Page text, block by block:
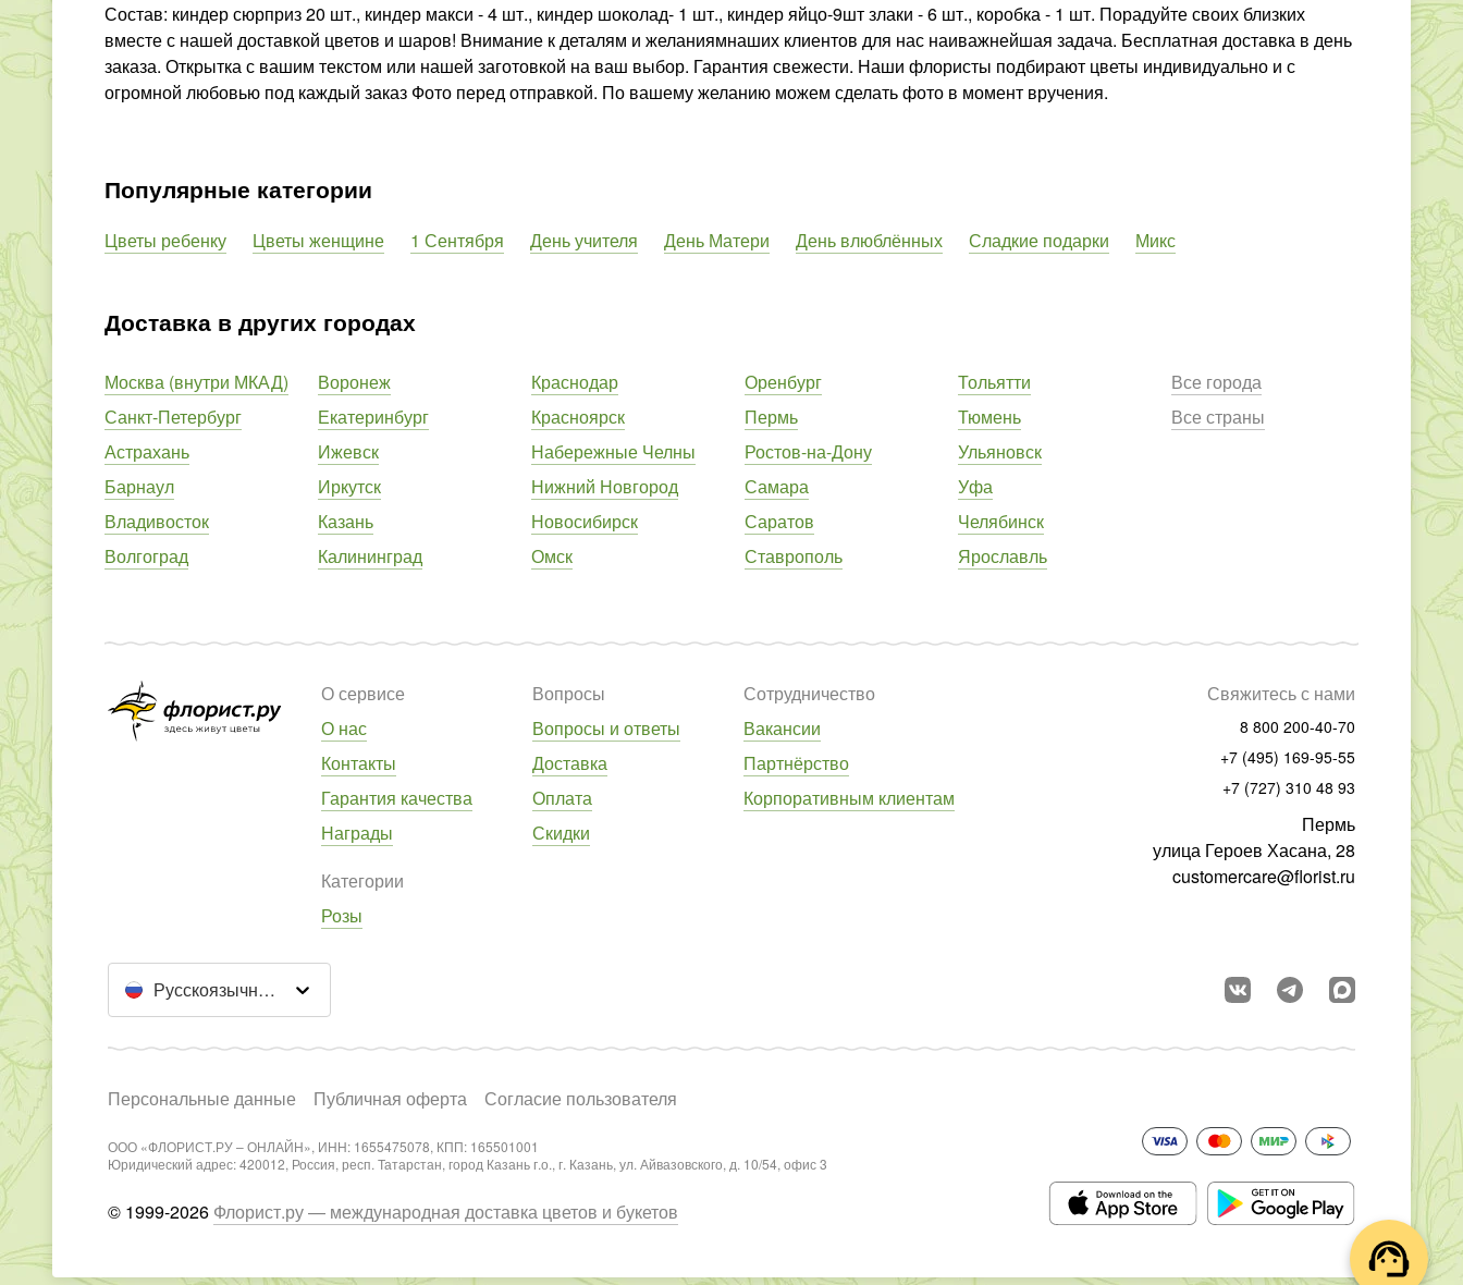
Состав: киндер сюрприз 20 шт., киндер макси - 4 шт., киндер шоколад- 1 шт., киндер яйцо-9шт злаки - 6 шт., коробка - 1 шт. Порадуйте своих близких
вместе с нашей доставкой цветов и шаров! Внимание к деталям и желаниямнаших клиентов для нас наиважнейшая задача. Бесплатная доставка в день
заказа. Открытка с вашим текстом или нашей заготовкой на ваш выбор. Гарантия свежести. Наши флористы подбирают цветы индивидуально и с
огромной любовью под каждый заказ Фото перед отправкой. По вашему желанию можем сделать фото в момент вручения.
Популярные категории
Цветы ребенку Цветы женщине 1 Сентября День учителя День Матери День влюблённых Сладкие подарки Микс
Доставка в других городах
Москва (внутри МКАД)
Санкт-Петербург
Астрахань
Барнаул
Владивосток
Волгоград
Воронеж
Екатеринбург
Ижевск
Иркутск
Казань
Калининград
Краснодар
Красноярск
Набережные Челны
Нижний Новгород
Новосибирск
Омск
Оренбург
Пермь
Ростов-на-Дону
Самара
Саратов
Ставрополь
Тольятти
Тюмень
Ульяновск
Уфа
Челябинск
Ярославль
Все города
Все страны
О сервисе
О нас
Контакты
Гарантия качества
Награды
Вопросы
Вопросы и ответы
Доставка
Оплата
Скидки
Сотрудничество
Вакансии
Партнёрство
Корпоративным клиентам
Категории
Розы
Свяжитесь с нами
8 800 200-40-70
+7 (495) 169-95-55
+7 (727) 310 48 93
Пермь
улица Героев Хасана, 28
customercare@florist.ru
Русскоязычный сайт
Персональные данные Публичная оферта Согласие пользователя
ООО «ФЛОРИСТ.РУ – ОНЛАЙН», ИНН: 1655475078, КПП: 165501001
Юридический адрес: 420012, Россия, респ. Татарстан, город Казань г.о., г. Казань, ул. Айвазовского, д. 10/54, офис 3
© 1999-2026 Флорист.ру — международная доставка цветов и букетов